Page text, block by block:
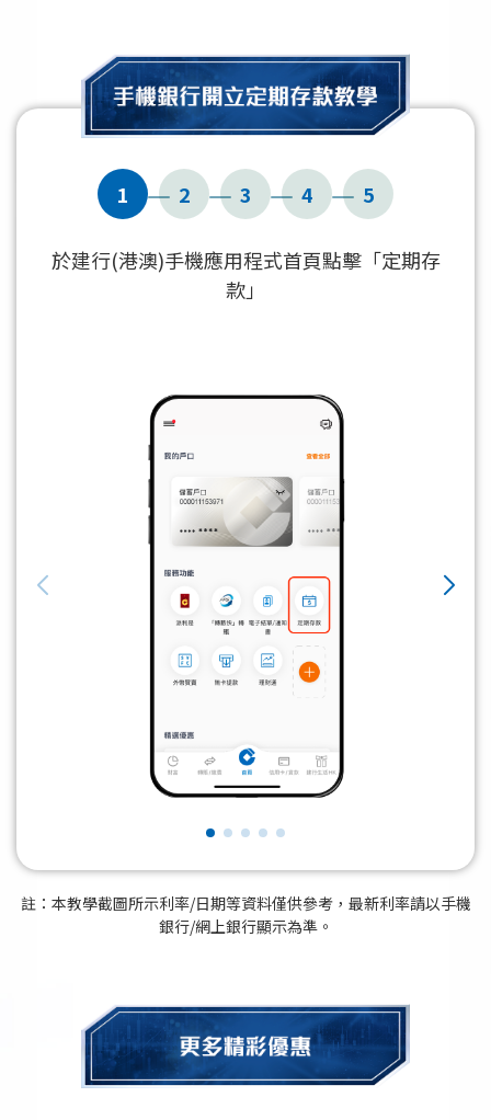
1 2 3 4 5
於建行(港澳)手機應用程式首頁點擊「定期存
款」
註：本教學截圖所示利率/日期等資料僅供參考，最新利率請以手機
銀行/網上銀行顯示為準。